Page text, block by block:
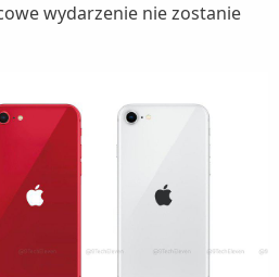
wydarzenie nie zostanie